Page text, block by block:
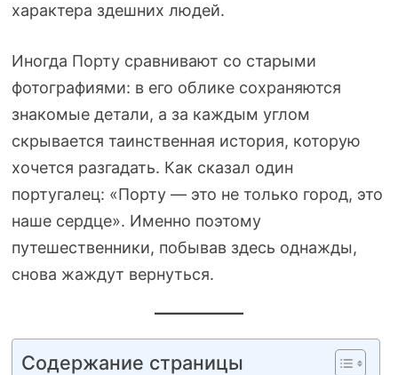
характера здешних людей.
Иногда Порту сравнивают со старыми
фотографиями: в его облике сохраняются
знакомые детали, а за каждым углом
скрывается таинственная история, которую
хочется разгадать. Как сказал один
португалец: «Порту — это не только город, это
наше сердце». Именно поэтому
путешественники, побывав здесь однажды,
снова жаждут вернуться.
Содержание страницы